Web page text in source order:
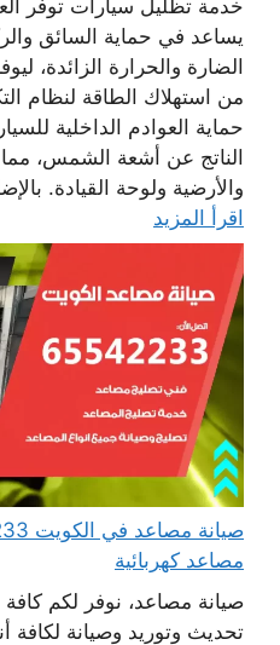
خدمة تظليل سيارات توفر
يساعد في حماية السائق
الضارة والحرارة الزائدة،
من استهلاك الطاقة لنظام
حماية العوادم الداخلية
الناتج عن أشعة الشمس،
والأرضية ولوحة القيادة.
اقرأ المزيد
مصاعد كهربائية
صيانة مصاعد، نوفر لكم
تحديث وتوريد وصيانة لكافة